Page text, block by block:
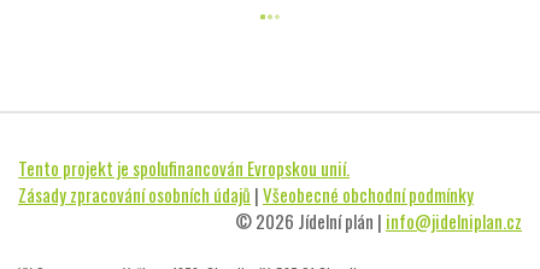
Tento projekt je spolufinancován Evropskou unií.
Zásady zpracování osobních údajů |Všeobecné obchodní podmínky
© 2026 Jídelní plán | info@jidelniplan.cz